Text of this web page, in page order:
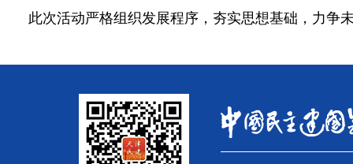
此次活动严格组织发展程序，夯实思想基础，力争